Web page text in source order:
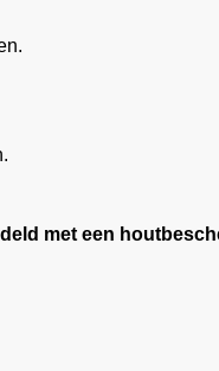
met een